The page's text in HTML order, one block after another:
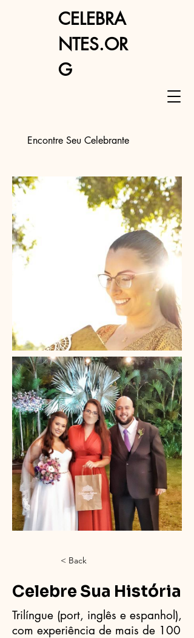
Encontre Seu Celebrante
CELEBRA
NTES.OR
G
< Back
Celebre Sua História
Trilíngue (port, inglês e espanhol),
com experiência de mais de 100